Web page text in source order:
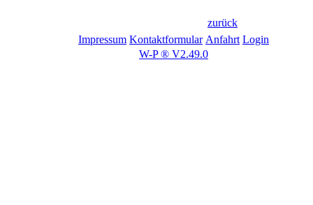
zurück
Impressum Kontaktformular Anfahrt Login
W-P ® V2.49.0